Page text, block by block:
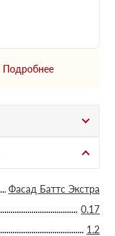
Подробнее
Фасад Баттс Экстра
0.17
1.2